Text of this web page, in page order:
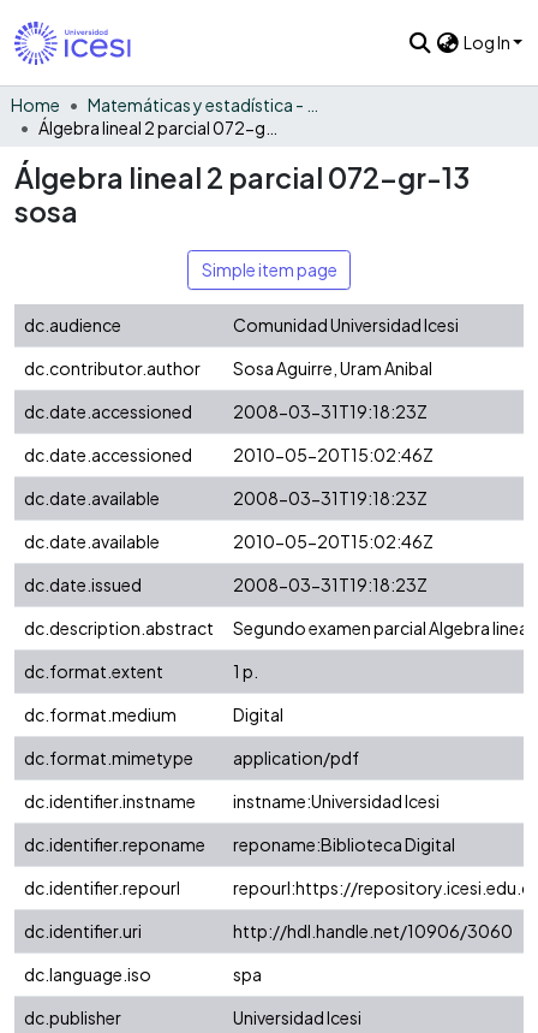
Log In
Home
Álgebra lineal 2 parcial 072-gr-13
sosa
Simple item page
dc.audience
Comunidad Universidad Icesi
dc.contributor.author
Sosa Aguirre, Uram Anibal
dc.date.accessioned
2008-03-31T19:18:23Z
dc.date.accessioned
2010-05-20T15:02:46Z
dc.date.available
2008-03-31T19:18:23Z
dc.date.available
2010-05-20T15:02:46Z
dc.date.issued
2008-03-31T19:18:23Z
dc.description.abstract
Segundo examen parcial Algebra lineal
dc.format.extent
1 p.
dc.format.medium
Digital
dc.format.mimetype
application/pdf
dc.identifier.instname
instname:Universidad Icesi
dc.identifier.reponame
reponame:Biblioteca Digital
dc.identifier.repourl
repourl:https://
dc.identifier.uri
http://hdl.handle.net/10906/3060
dc.language.iso
spa
dc.publisher
Universidad Icesi